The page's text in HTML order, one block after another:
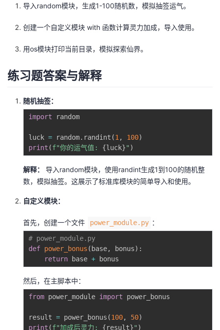
程
认
证
的
实
验
我
的
收
藏
支
持
声
建
议
导入random模块，生成1-100随机数，模拟抽签运气。
创建一个自定义模块 with 函数计算灵力加成，导入使用。
用os模块打印当前目录，模拟探索仙界。
练习题答案与解释
随机抽签：
import random
luck = random. randint (1 , 100)
print (f"你的运气值: {luck}" )
解释：
导入random模块，使用randint生成1到100的随机整
数，模拟抽签。这展示了标准库模块的简单导入和使用。
自定义模块：
首先，创建一个文件 power_module.py ：
# power_module.py
def power_bonus ( base, bonus) :
return base +
然后，在主脚本中：
from power_module import power_bonus
result = power_bonus (100, 50)
print (f"加成后灵力: {result}" )